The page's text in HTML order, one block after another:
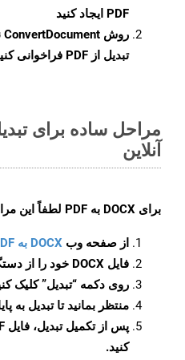
PDF ایجاد کنید
روش ConvertDocument
تبدیل از PDF فراخوانی کنید.
آنلاین
برای DOCX به PDF لطفاً این
از صفحه وب DOCX به PDF
فایل DOCX خود را از دستگاه خود آپلود کنید.
روی دکمه “تبدیل”کلیک
منتظر بمانید تا تبدیل به
کنید.